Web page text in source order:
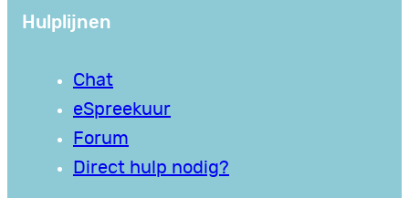
Hulplijnen
Chat
eSpreekuur
Forum
Direct hulp nodig?